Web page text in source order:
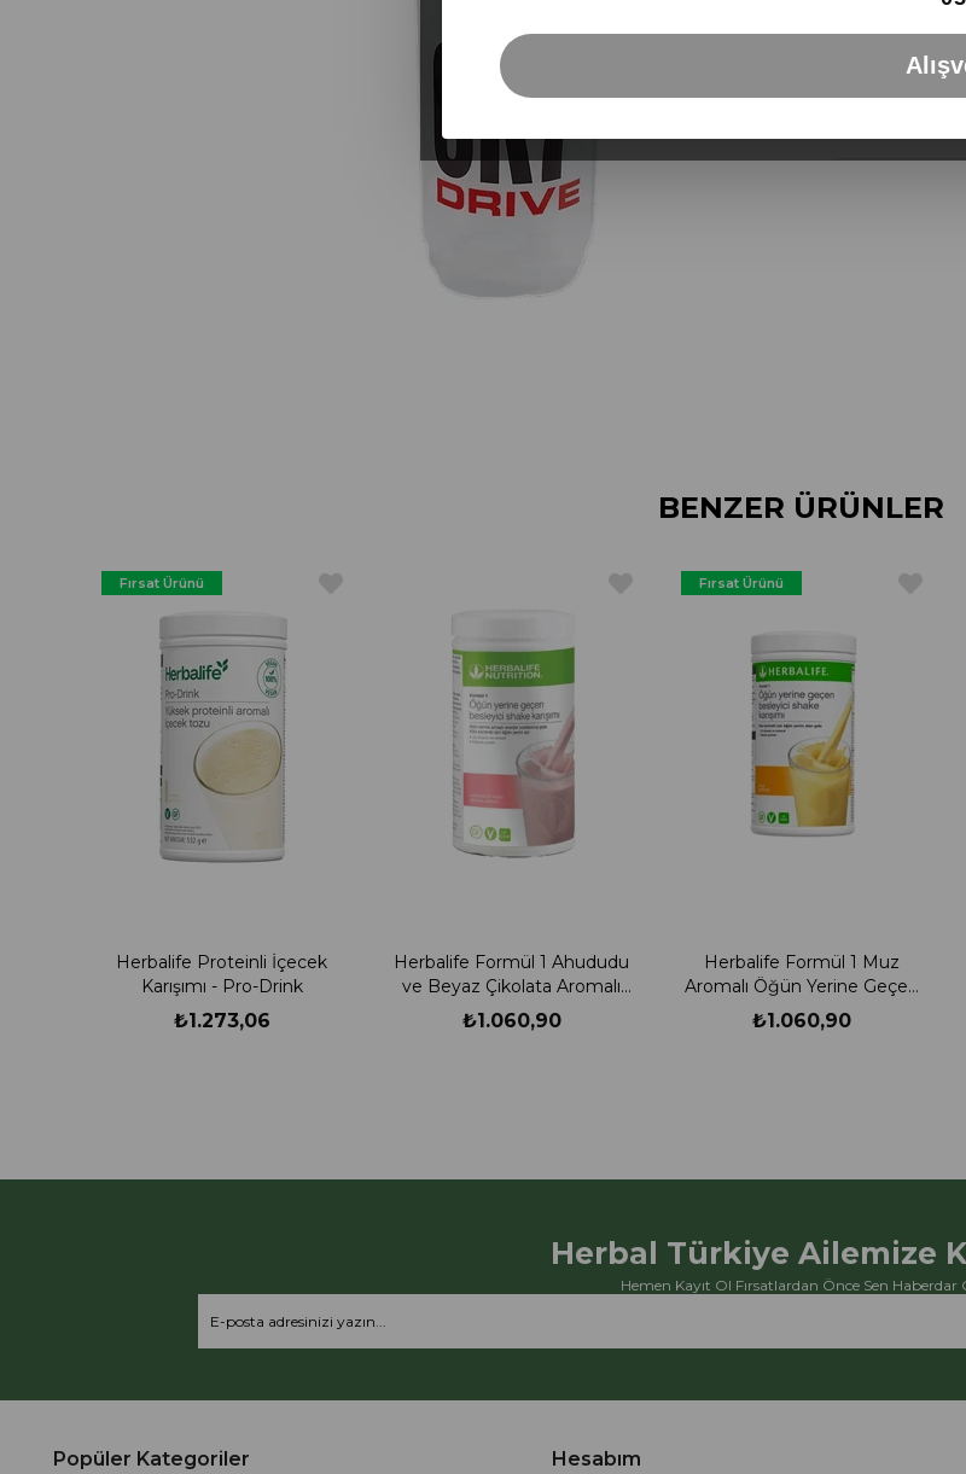
dökülmeden
BENZER ÜRÜNLER
Herbalife Proteinli İçecek
Karışımı - Pro-Drink
₺1.273,06
Fırsat Ürünü
Herbalife Formül 1 Ahududu
ve Beyaz Çikolata Aromalı
Öğün Yerine Geçen Besleyici
Shake
₺1.060,90
Herbalife Formül 1 Muz
Aromalı Öğün Yerine Geçen
Besleyici Shake
₺1.060,90
Fırsat Ürünü
Herbal Türkiye Ailemize
Hemen Kayıt Ol Fırsatlardan Önce Sen Haberdar
Popüler Kategoriler Hesabım